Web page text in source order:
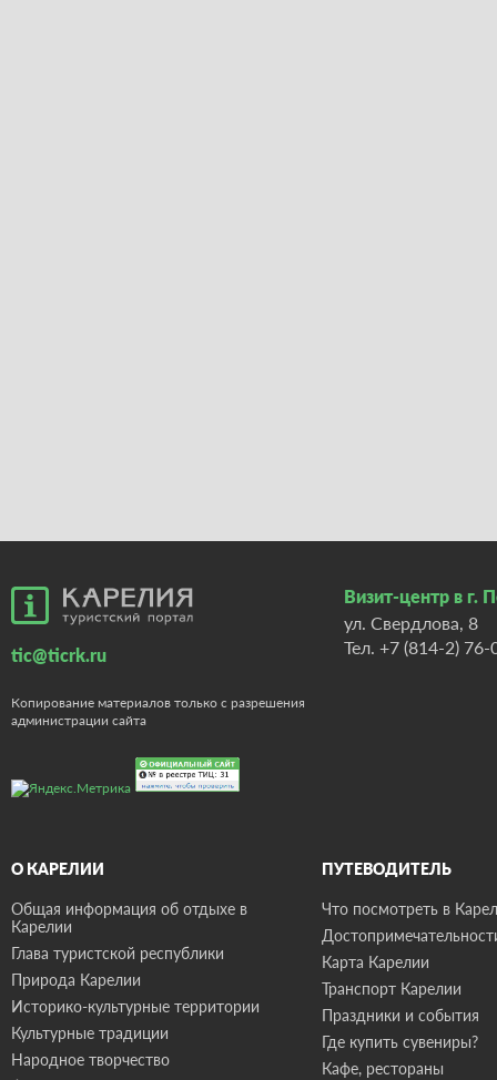
tic@ticrk.ru
Копирование материалов только с разрешения
администрации сайта
Визит-центр в г.
ул. Свердлова, 8
Тел. +7 (814-2) 76-
О КАРЕЛИИ
Общая информация об отдыхе в
Карелии
Глава туристской республики
Природа Карелии
Историко-культурные территории
Культурные традиции
Народное творчество
ПУТЕВОДИТЕЛЬ
Что посмотреть в
Карта Карелии
Транспорт Карелии
Праздники и события
Где купить сувениры?
Кафе, рестораны